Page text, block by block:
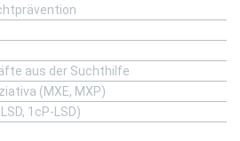
aus der Suchthilfe
(MXE, MXP)
1cP-LSD)